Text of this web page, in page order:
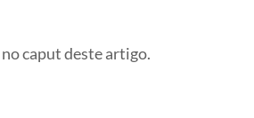
caput deste artigo.